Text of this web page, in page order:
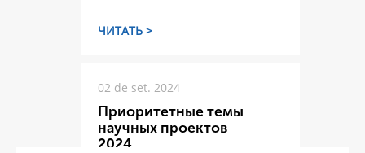
ЧИТАТЬ >
02 de set. 2024
Приоритетные темы
научных проектов
2024